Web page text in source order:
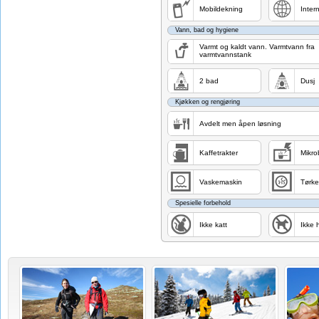
Mobildekning
Vann, bad og hygiene
Varmt og kaldt vann. Varmtvann fra
varmtvannstank
2 bad Dusj
Kjøkken og rengjøring
Avdelt men åpen løsning
Kaffetrakter
Vaskemaskin
Spesielle forbehold
Ikke katt Ikke